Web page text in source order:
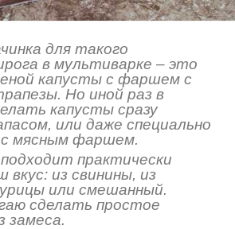
для такого
в мультиварке – это
капусты с фаршем с
Но иной раз в
капусты сразу
или даже специально
мясным фаршем.
практически
вкус: из свинины, из
или смешанный.
сделать простое
замеса.